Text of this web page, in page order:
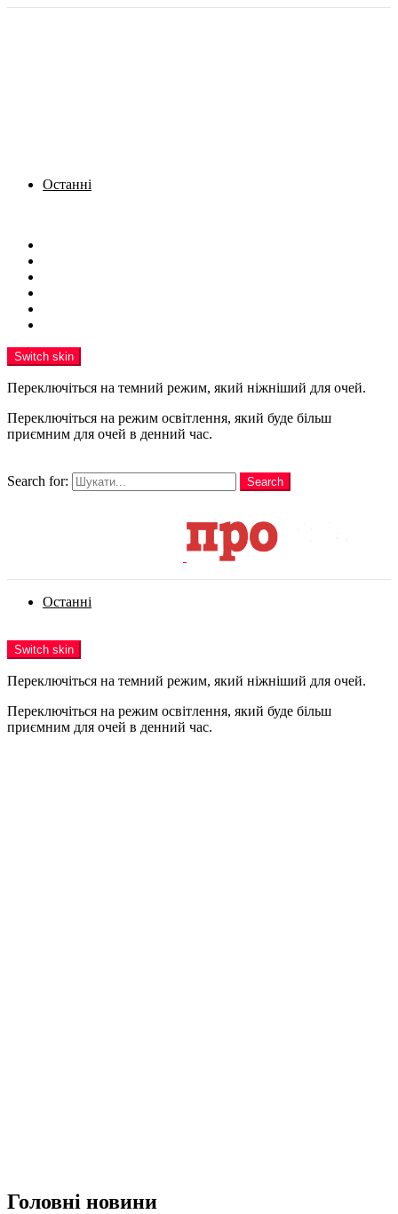
Останні
Switch skin
Переключіться на темний режим, який ніжніший для очей.
Переключіться на режим освітлення, який буде більш
приємним для очей в денний час.
Search for:
Search
Останні
Switch skin
Переключіться на темний режим, який ніжніший для очей.
Переключіться на режим освітлення, який буде більш
приємним для очей в денний час.
Головні новини